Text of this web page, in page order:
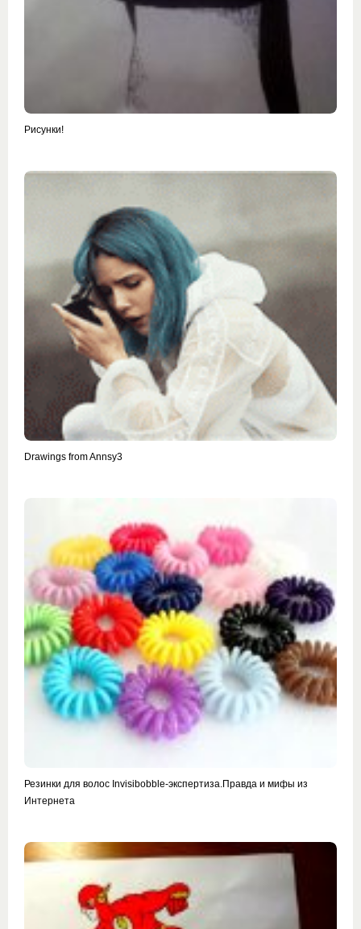
Рисунки!
Drawings from Annsy3
Резинки для волос Invisibobble-экспертиза.Правда и мифы из
Интернета